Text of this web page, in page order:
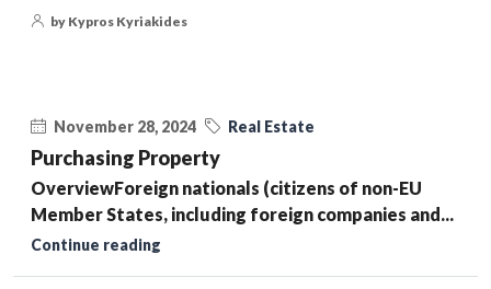
by Kypros Kyriakides
November 28, 2024 Real Estate
Purchasing Property
OverviewForeign nationals (citizens of non-EU
Member States, including foreign companies and...
Continue reading